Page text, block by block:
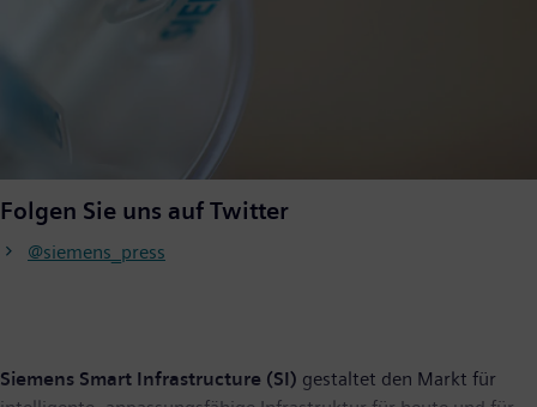
Folgen Sie uns auf Twitter
@siemens_press
Siemens Smart Infrastructure (SI) gestaltet den Markt für